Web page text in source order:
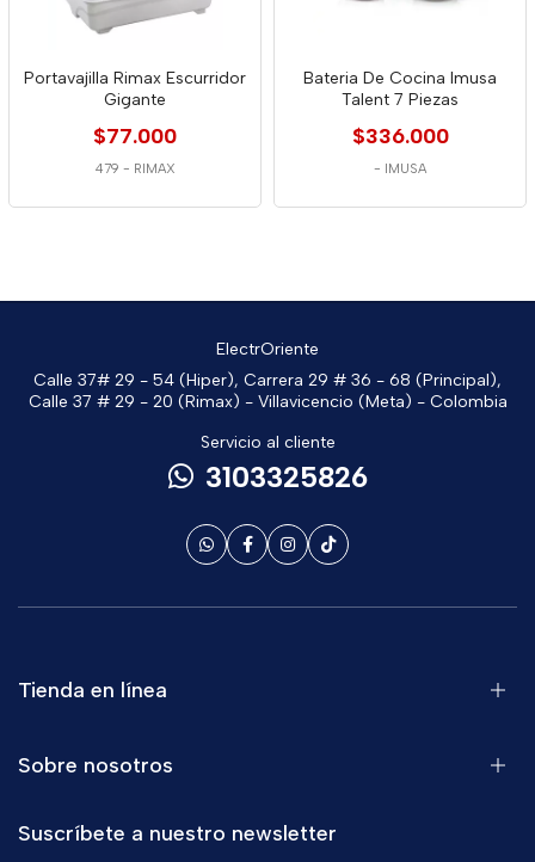
Portavajilla Rimax Escurridor
Gigante
$77.000
479 - RIMAX
Bateria De Cocina Imusa
Talent 7 Piezas
$336.000
- IMUSA
ElectrOriente
Calle 37# 29 - 54 (Hiper), Carrera 29 # 36 - 68 (Principal),
Calle 37 # 29 - 20 (Rimax) - Villavicencio (Meta) - Colombia
Servicio al cliente
3103325826
Tienda en línea
Sobre nosotros
Suscríbete a nuestro newsletter